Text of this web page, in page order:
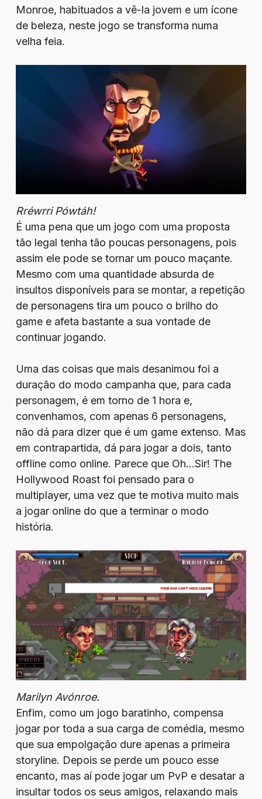
Monroe, habituados a vê-la jovem e um ícone
de beleza, neste jogo se transforma numa
velha feia.
Rréwrri Pówtáh!
É uma pena que um jogo com uma proposta
tão legal tenha tão poucas personagens, pois
assim ele pode se tornar um pouco maçante.
Mesmo com uma quantidade absurda de
insultos disponíveis para se montar, a repetição
de personagens tira um pouco o brilho do
game e afeta bastante a sua vontade de
continuar jogando.
Uma das coisas que mais desanimou foi a
duração do modo campanha que, para cada
personagem, é em torno de 1 hora e,
convenhamos, com apenas 6 personagens,
não dá para dizer que é um game extenso. Mas
em contrapartida, dá para jogar a dois, tanto
offline como online. Parece que Oh…Sir! The
Hollywood Roast foi pensado para o
multiplayer, uma vez que te motiva muito mais
a jogar online do que a terminar o modo
história.
Marilyn Avónroe.
Enfim, como um jogo baratinho, compensa
jogar por toda a sua carga de comédia, mesmo
que sua empolgação dure apenas a primeira
storyline. Depois se perde um pouco esse
encanto, mas aí pode jogar um PvP e desatar a
insultar todos os seus amigos, relaxando mais